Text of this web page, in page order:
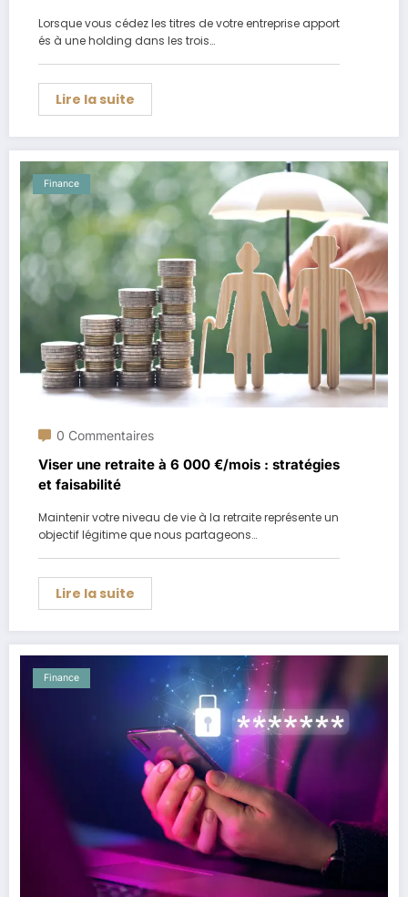
Lorsque vous cédez les titres de votre entreprise apport
és à une holding dans les trois…
Lire la suite
Finance
0 Commentaires
Viser une retraite à 6 000 €/mois : stratégies
et faisabilité
Maintenir votre niveau de vie à la retraite représente un
objectif légitime que nous partageons…
Lire la suite
Finance